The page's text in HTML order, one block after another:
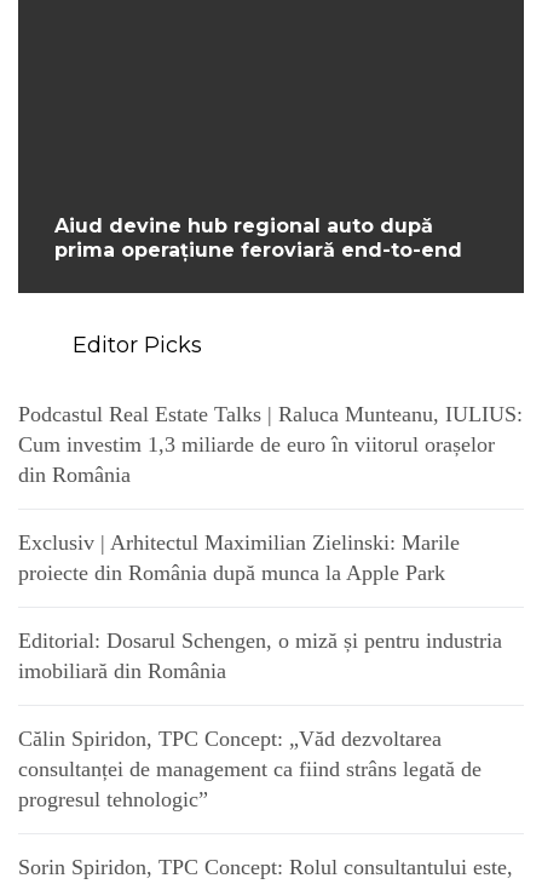
Aiud devine hub regional auto după
prima operațiune feroviară end-to-end
Editor Picks
Podcastul Real Estate Talks | Raluca Munteanu, IULIUS:
Cum investim 1,3 miliarde de euro în viitorul orașelor
din România
Exclusiv | Arhitectul Maximilian Zielinski: Marile
proiecte din România după munca la Apple Park
Editorial: Dosarul Schengen, o miză și pentru industria
imobiliară din România
Călin Spiridon, TPC Concept: „Văd dezvoltarea
consultanței de management ca fiind strâns legată de
progresul tehnologic”
Sorin Spiridon, TPC Concept: Rolul consultantului este,